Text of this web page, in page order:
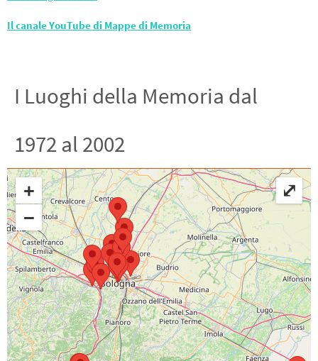
Il canale YouTube di Mappe di Memoria
I Luoghi della Memoria dal
1972 al 2002
+
−
⤢